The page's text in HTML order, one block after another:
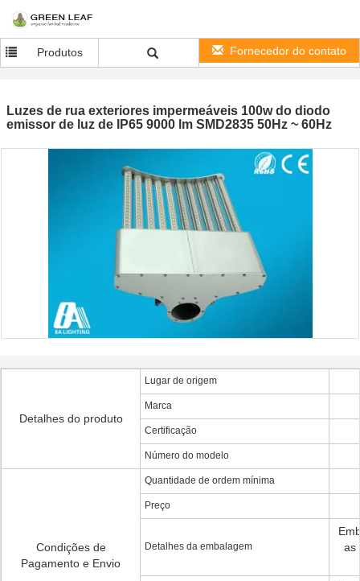
Produtos Fornecedor do contato
Luzes de rua exteriores impermeáveis 100w do diodo
emissor de luz de IP65 9000 lm SMD2835 50Hz ~ 60Hz
Detalhes do produto
Lugar de origem
Marca
Certificação
Número do modelo
Condições de
Pagamento e Envio
Quantidade de ordem mínima
Preço
Detalhes da embalagem
as